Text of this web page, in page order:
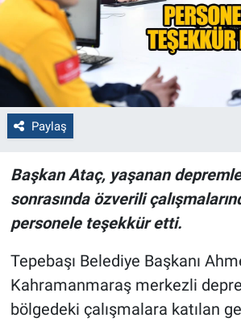
Paylaş
Başkan Ataç, yaşanan
sonrasında özverili
personele teşekkür etti.
Tepebaşı Belediye Başkanı
Kahramanmaraş merkezli
bölgedeki çalışmalara katılan
Gezi
Genel
Çevre
Magazin
Bilim ve Teknoloji